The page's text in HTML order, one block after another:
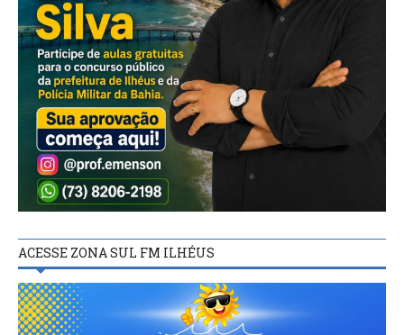
ACESSE ZONA SUL FM ILHÉUS